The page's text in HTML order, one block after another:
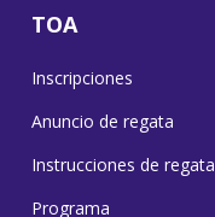
TOA
Inscripciones
Anuncio de regata
Instrucciones de regata
Programa